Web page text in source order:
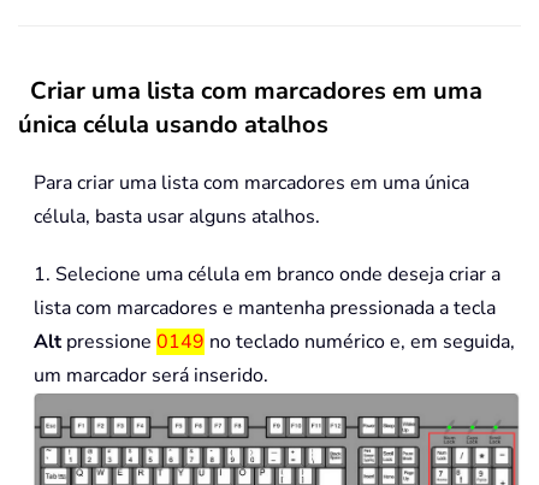
Criar uma lista com marcadores em uma
única célula usando atalhos
Para criar uma lista com marcadores em uma única
célula, basta usar alguns atalhos.
1. Selecione uma célula em branco onde deseja criar a
lista com marcadores e mantenha pressionada a tecla
Altpressione 0149 no teclado numérico e, em seguida,
um marcador será inserido.